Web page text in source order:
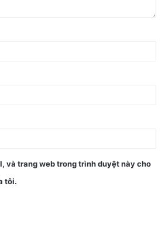
tại tăng cường, hoặc sử dụng
thiết bị bạn đang dùng.
AirTags; điều chưa rõ ở đây là khi
nhưng cho đến lúc này, không có
làm
lẽ không! Dù sản phẩm này đúng là
và trang web trong trình duyệt này cho
tôi.